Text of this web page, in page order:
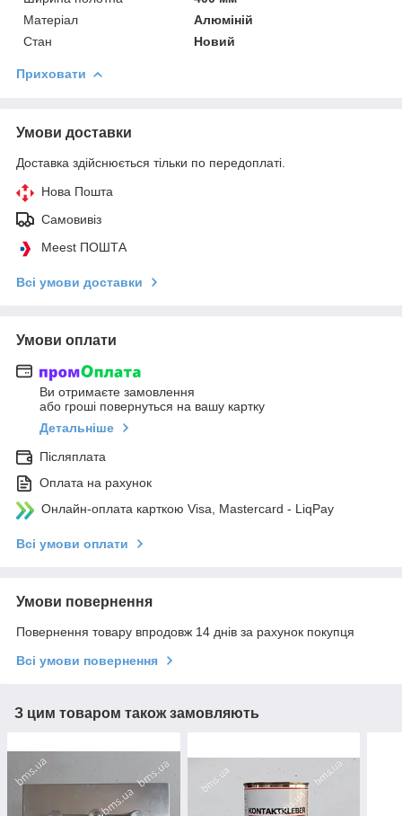
Матеріал
Алюміній
Стан
Новий
Приховати
Умови доставки
Доставка здійснюється тільки по передоплаті.
Нова Пошта
Самовивіз
Meest ПОШТА
Всі умови доставки
Умови оплати
Ви отримаєте замовлення
або гроші повернуться на вашу картку
Детальніше
Післяплата
Оплата на рахунок
Онлайн-оплата карткою Visa, Mastercard - LiqPay
Всі умови оплати
Умови повернення
Повернення товару впродовж 14 днів за рахунок покупця
Всі умови повернення
З цим товаром також замовляють